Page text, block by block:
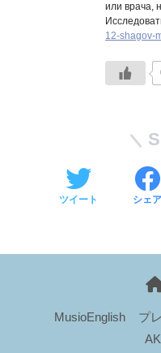
или врача,
12-shagov-
ツイート シェア
MusioEnglish プ